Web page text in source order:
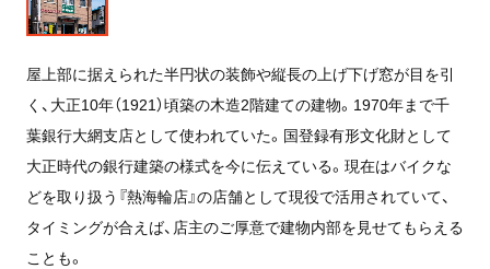
屋上部に据えられた半円状の装飾や縦長の上げ下げ窓が目を引
く、大正10年（1921）頃築の木造2階建ての建物。1970年まで千
葉銀行大網支店として使われていた。国登録有形文化財として
大正時代の銀行建築の様式を今に伝えている。現在はバイクな
どを取り扱う『熱海輪店』の店舗として現役で活用されていて、
タイミングが合えば、店主のご厚意で建物内部を見せてもらえる
ことも。